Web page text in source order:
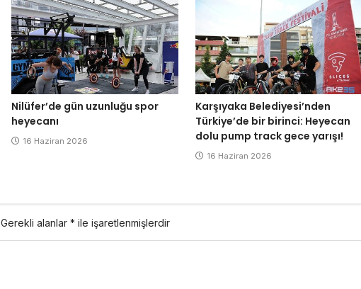
Nilüfer’de gün uzunluğu spor
heyecanı
16 Haziran 2026
Karşıyaka Belediyesi’nden
Türkiye’de bir birinci: Heyecan
dolu pump track gece yarışı!
16 Haziran 2026
Gerekli alanlar * ile işaretlenmişlerdir